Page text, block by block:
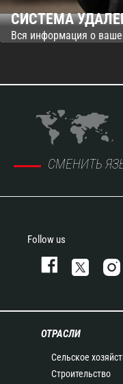
СИСТЕМА
Вся информация о
СМЕНИТЬ
Follow us
ОТРАСЛИ
Сельское
Строительство